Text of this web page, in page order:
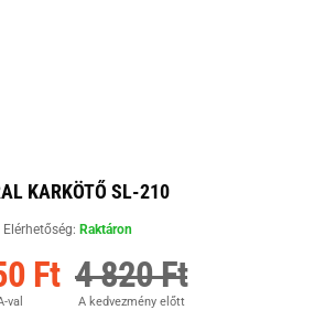
KARKÖTŐ SL-210
Elérhetőség: Raktáron
Ft
val
4 820 Ft
A kedvezmény előtt